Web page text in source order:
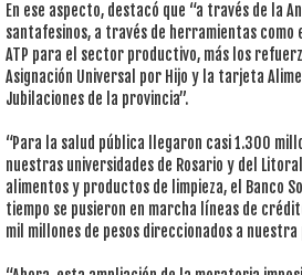
En ese aspecto, destacó que “a través de la
santafesinos, a través de herramientas
ATP para el sector productivo, más los
Asignación Universal por Hijo y la tarjeta
Jubilaciones de la provincia”.
“Para la salud pública llegaron casi 1.300
nuestras universidades de Rosario y del
alimentos y productos de limpieza, el Banco
tiempo se pusieron en marcha líneas de
mil millones de pesos direccionados a